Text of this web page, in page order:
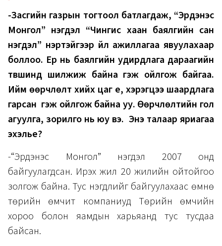
-Засгийн газрын тогтоол батлагдаж, “Эрдэнэс
Монгол” нэгдэл “Чингис хаан баялгийн сан
нэгдэл” нэртэйгээр үйл ажиллагаа явуулахаар
боллоо. Ер нь баялгийн удирдлага дараагийн
түвшинд шилжиж байна гэж ойлгож байгаа.
Ийм өөрчлөлт хийх цаг үе, хэрэгцээ шаардлага
гарсан гэж ойлгож байна уу. Өөрчлөлтийн гол
агуулга, зорилго нь юу вэ. Энэ талаар яриагаа
эхэлье?
-“Эрдэнэс Монгол” нэгдэл 2007 онд
байгуулагдсан. Ирэх жил 20 жилийн ойтойгоо
золгож байна. Тус нэгдлийг байгуулахаас өмнө
төрийн өмчит компаниуд Төрийн өмчийн
хороо болон яамдын харьяанд тус тусдаа
байсан.